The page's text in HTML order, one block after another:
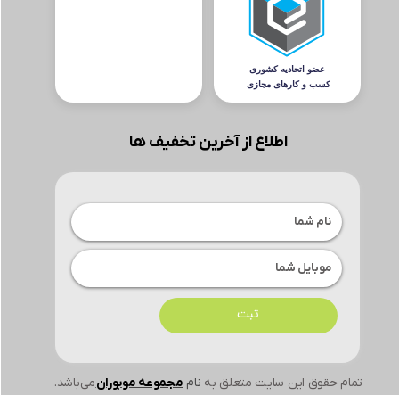
تمام حقوق این سایت متعلق به ناممجموعه موبورانمی‌باشد.
اطلاع از آخرین تخفیف ها
ثبت